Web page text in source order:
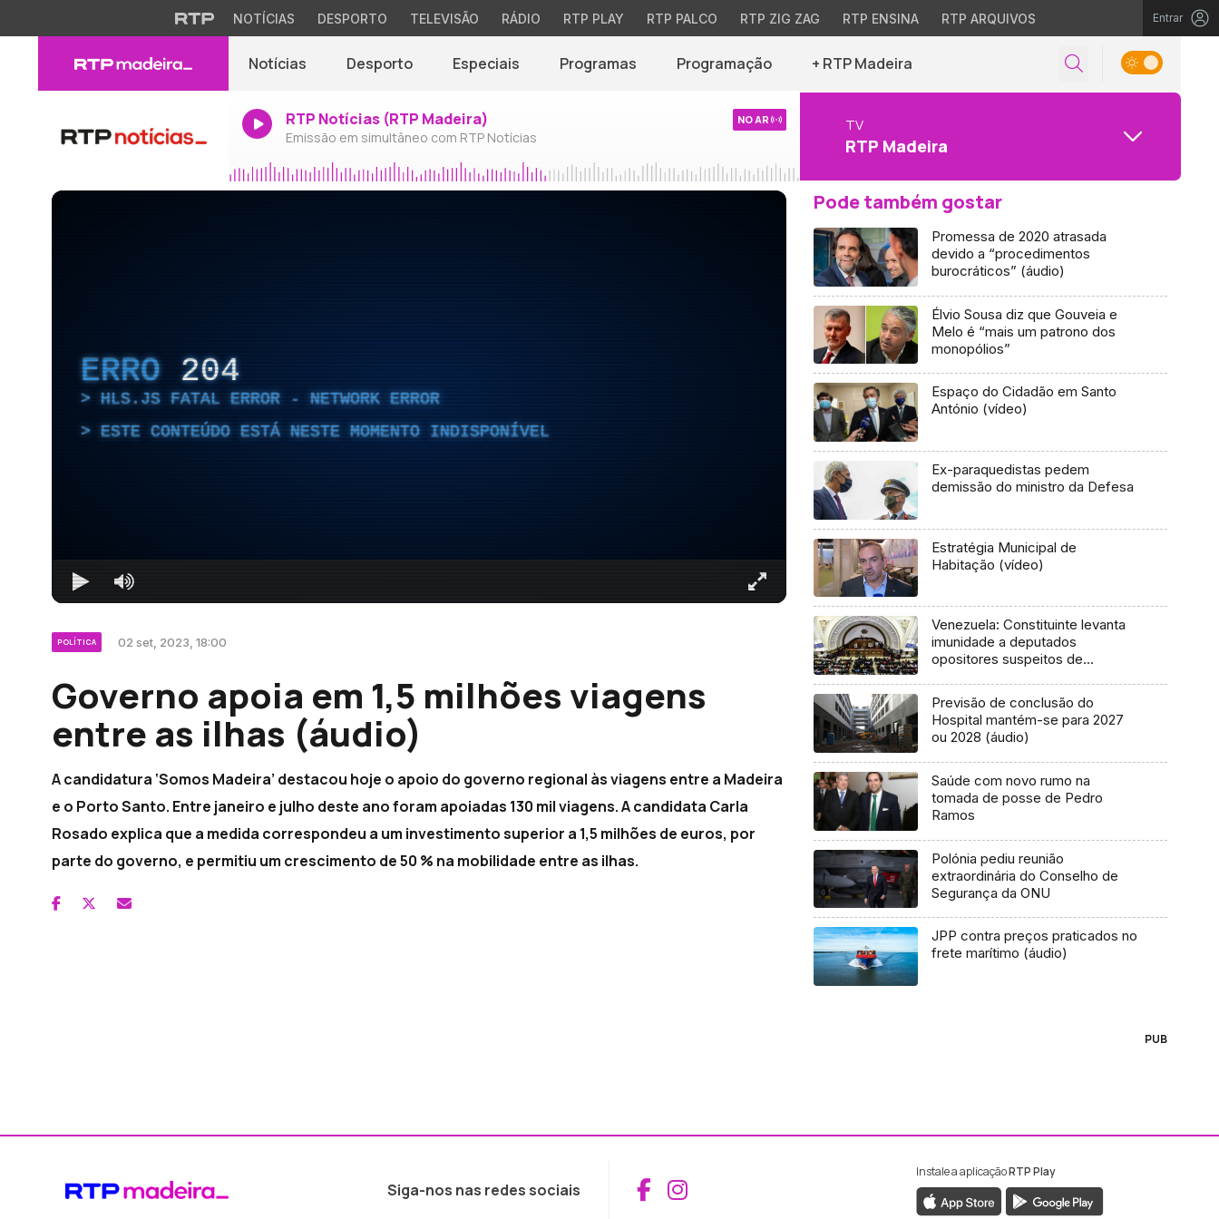
NOTÍCIAS DESPORTO TELEVISÃO RÁDIO RTP PLAY RTP PALCO RTP ZIG ZAG RTP ENSINA RTP ARQUIVOS Entrar
Notícias Desporto Especiais Programas Programação + RTP Madeira
RTP Notícias (RTP Madeira)
Emissão em simultâneo com RTP Notícias
NO AR TV
RTP Madeira
ERRO 204
HLS.JS FATAL ERROR - NETWORK ERROR
ESTE CONTEÚDO ESTÁ NESTE MOMENTO INDISPONÍVEL
POLÍTICA 02 set, 2023, 18:00
Governo apoia em 1,5 milhões viagens
entre as ilhas (áudio)
A candidatura ‘Somos Madeira’ destacou hoje o apoio do governo regional às viagens entre a Madeira
e o Porto Santo. Entre janeiro e julho deste ano foram apoiadas 130 mil viagens. A candidata Carla
Rosado explica que a medida correspondeu a um investimento superior a 1,5 milhões de euros, por
parte do governo, e permitiu um crescimento de 50 % na mobilidade entre as ilhas.
Pode também gostar
Promessa de 2020 atrasada
devido a “procedimentos
burocráticos” (áudio)
Élvio Sousa diz que Gouveia e
Melo é “mais um patrono dos
monopólios”
Espaço do Cidadão em Santo
António (vídeo)
Ex-paraquedistas pedem
demissão do ministro da Defesa
Estratégia Municipal de
Habitação (vídeo)
Venezuela: Constituinte levanta
imunidade a deputados
opositores suspeitos de
Previsão de conclusão do
Hospital mantém-se para 2027
ou 2028 (áudio)
Saúde com novo rumo na
tomada de posse de Pedro
Ramos
Polónia pediu reunião
extraordinária do Conselho de
Segurança da ONU
JPP contra preços praticados no
frete marítimo (áudio)
PUB
Siga-nos nas redes sociais Aceder ao Facebook da RTP Madeira
Aceder ao Instagram da RTP Madeira
Instale a aplicaçãoRTP Play